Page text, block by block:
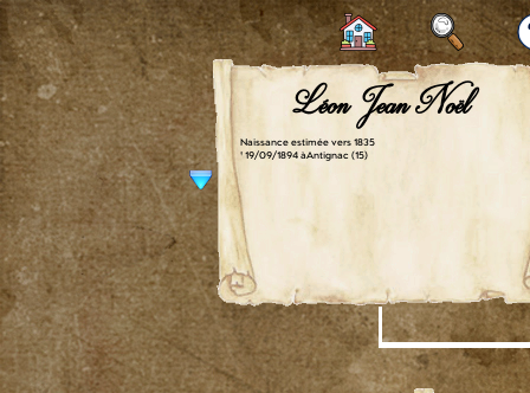
Léon Jean Noël
Naissance estimée vers 1835
† 19/09/1894 à Antignac (15)